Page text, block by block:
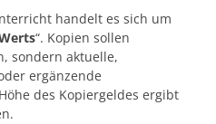
handelt es sich um
“. Kopien sollen
sondern aktuelle,
ergänzende
des Kopiergeldes ergibt